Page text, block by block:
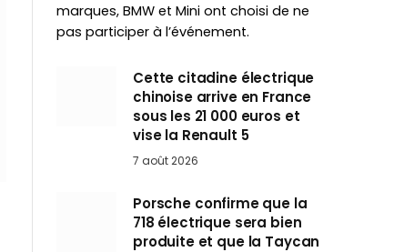
marques, BMW et Mini ont choisi de ne
pas participer à l’événement.
Cette citadine électrique
chinoise arrive en France
sous les 21 000 euros et
vise la Renault 5
7 août 2026
Porsche confirme que la
718 électrique sera bien
produite et que la Taycan